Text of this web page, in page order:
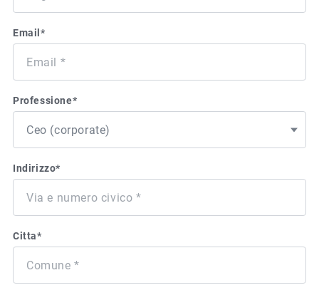
Email*
Professione*
Indirizzo*
Citta*